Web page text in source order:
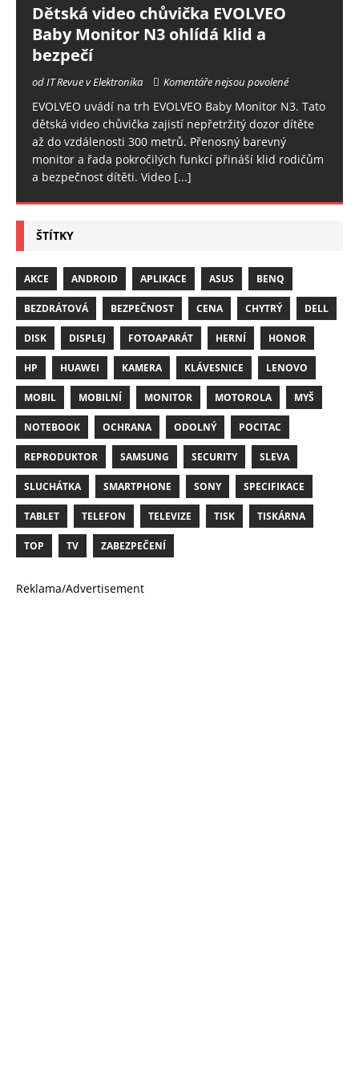
Dětská video chůvička EVOLVEO
Baby Monitor N3 ohlídá klid a
bezpečí
od IT Revue v Elektronika Komentáře nejsou povolené
EVOLVEO uvádí na trh EVOLVEO Baby Monitor N3. Tato
dětská video chůvička zajistí nepřetržitý dozor dítěte
až do vzdálenosti 300 metrů. Přenosný barevný
monitor a řada pokročilých funkcí přináší klid rodičům
a bezpečnost dítěti. Video [...]
ŠTÍTKY
AKCE ANDROID APLIKACE ASUS BENQ
BEZDRÁTOVÁ BEZPEČNOST CENA CHYTRÝ DELL
DISK DISPLEJ FOTOAPARÁT HERNÍ HONOR
HP HUAWEI KAMERA KLÁVESNICE LENOVO
MOBIL MOBILNÍ MONITOR MOTOROLA MYŠ
NOTEBOOK OCHRANA ODOLNÝ POCITAC
REPRODUKTOR SAMSUNG SECURITY SLEVA
SLUCHÁTKA SMARTPHONE SONY SPECIFIKACE
TABLET TELEFON TELEVIZE TISK TISKÁRNA
TOP TV ZABEZPEČENÍ
Reklama/Advertisement